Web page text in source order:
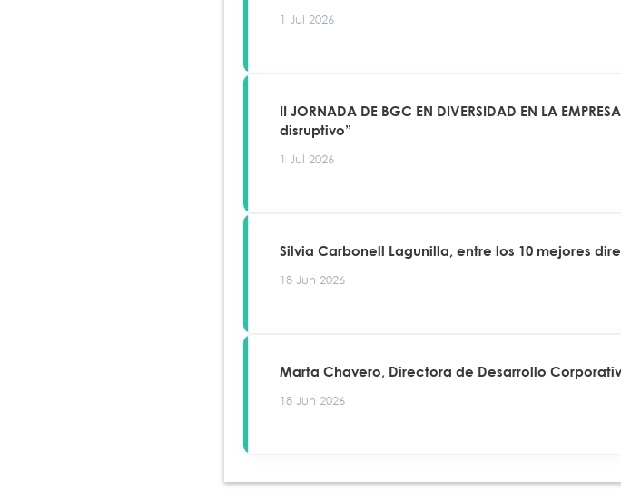
1 Jul 2026
II JORNADA DE BGC EN DIVERSIDAD EN LA
disruptivo”
1 Jul 2026
Silvia Carbonell Lagunilla, entre los 10 mejores
18 Jun 2026
Marta Chavero, Directora de Desarrollo
18 Jun 2026